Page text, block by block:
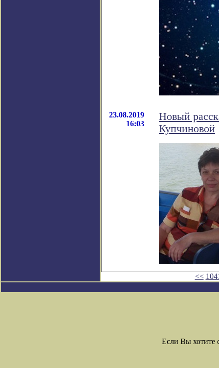
23.08.2019
16:03
Новый
Купчиновой
<<
Если Вы хотите